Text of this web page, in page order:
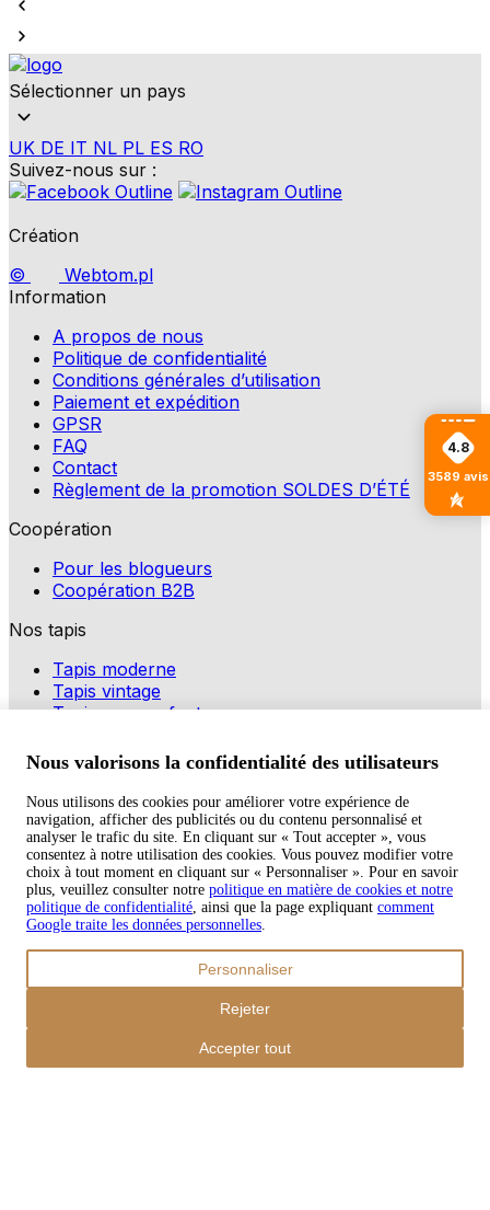
Sélectionner un pays
UK DE IT NL PL ES RO
Suivez-nous sur :
Création
©
Webtom.pl
Information
A propos de nous
Politique de confidentialité
Conditions générales d’utilisation
Paiement et expédition
GPSR
FAQ
Contact
Règlement de la promotion SOLDES D’ÉTÉ
Coopération
Pour les blogueurs
Coopération B2B
Nos tapis
Tapis moderne
Tapis vintage
Tapis pour enfants
Modes de paiement
Copyright © 2026 TAPISO
4.8
3589 avis
Nous valorisons la confidentialité des utilisateurs
Nous utilisons des cookies pour améliorer votre expérience de
navigation, afficher des publicités ou du contenu personnalisé et
analyser le trafic du site. En cliquant sur « Tout accepter », vous
consentez à notre utilisation des cookies. Vous pouvez modifier votre
choix à tout moment en cliquant sur « Personnaliser ». Pour en savoir
plus, veuillez consulter notre politique en matière de cookies et notre
politique de confidentialité, ainsi que la page expliquant comment
Google traite les données personnelles.
Personnaliser
Rejeter
Accepter tout
Panier
0,00
0,00
Poursuivre les achats